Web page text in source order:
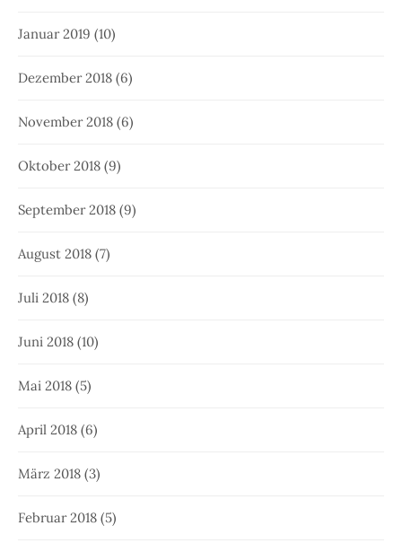
Januar 2019 (10)
Dezember 2018 (6)
November 2018 (6)
Oktober 2018 (9)
September 2018 (9)
August 2018 (7)
Juli 2018 (8)
Juni 2018 (10)
Mai 2018 (5)
April 2018 (6)
März 2018 (3)
Februar 2018 (5)